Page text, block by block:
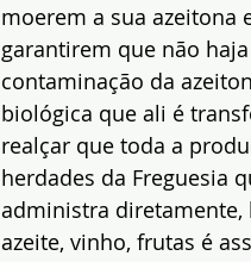
moerem a sua azeitona
garantirem que não
contaminação da
biológica que ali é
realçar que toda a
herdades da Freguesia
administra diretamente,
azeite, vinho, frutas é